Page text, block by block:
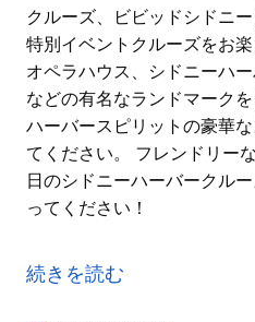
クルーズ、ビビッドシドニ
特別イベントクルーズをお
オペラハウス、シドニーハ
などの有名なランドマーク
ハーバースピリットの豪華
てください。 フレンドリー
日のシドニーハーバークル
ってください！
ます。ハーバーサイドクル
美しい周辺をクルージング
続きを読む